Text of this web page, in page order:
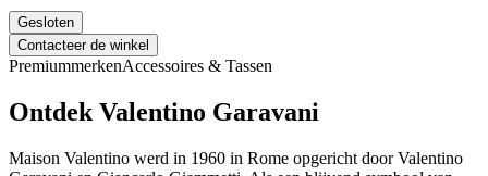
Gesloten
Contacteer de winkel
PremiummerkenAccessoires & Tassen
Ontdek Valentino Garavani
Maison Valentino werd in 1960 in Rome opgericht door Valentino